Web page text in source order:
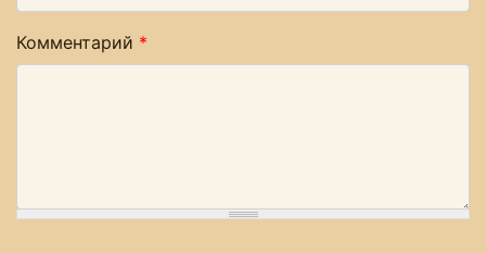
Комментарий *